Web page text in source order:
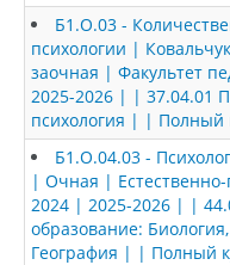
Б1.О.03 -
психологии |
заочная | Факультет
2025-2026 | | 37.04.01
психология | | Полный
Б1.О.04.03 -
| Очная | Естественно-
2024 | 2025-2026 | |
образование:
География | | Полный